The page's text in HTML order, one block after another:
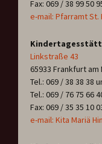
Fax: 069 / 38 99 50
e-mail: Pfarramt St.
Linkstraße 43
65933 Frankfurt am
Tel.: 069 / 38 38 38
Tel.: 069 / 76 75 66
Fax: 069 / 35 35 10
e-mail: Kita Mariä